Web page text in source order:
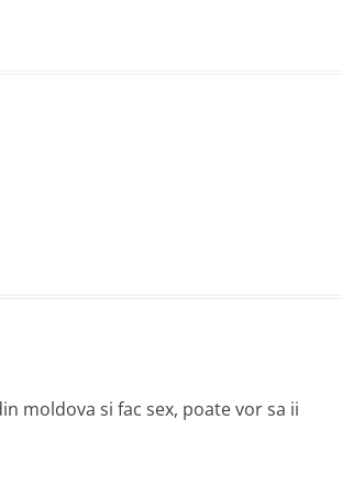
moldova si fac sex, poate vor sa ii